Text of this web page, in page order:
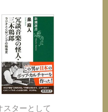
ターとして